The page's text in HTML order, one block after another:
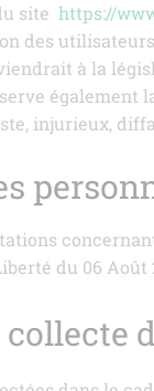
site https://
des
à la
également
injurieux,
du 06 Août